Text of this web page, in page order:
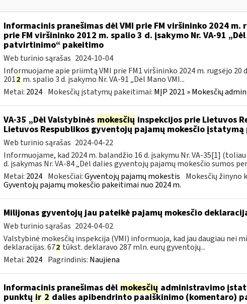
Informacinis pranešimas dėl VMI prie FM viršininko 2024 m.
prie FM viršininko 2012 m. spalio 3 d. įsakymo Nr. VA-91
patvirtinimo“ pakeitimo
Web turinio sąrašas 2024-10-04
Informuojame apie priimtą VMI prie FM1 viršininko 2024 m. rugsėjo 20
2012 m. spalio 3 d. įsakymo Nr. VA-91 „Dėl Mano VMI...
Metai: 2024 Mokesčių įstatymų pakeitimai: MĮP 2021 » Mokesčių
VA-35 „Dėl Valstybinės mokesčių inspekcijos prie Lietuvos
Lietuvos Respublikos gyventojų pajamų mokesčio įstatymą
Web turinio sąrašas 2024-04-22
Informuojame, kad 2024 m. balandžio 16 d. įsakymu Nr. VA-35[1]
d. įsakymas Nr. VA-84 „Dėl dalies gyventojų pajamų mokesčio sumos
Metai: 2024 Mokesčiai:Gyventojų pajamų mokestis Mokesčių žinyno
Gyventojų pajamų mokesčio pakeitimai nuo 2024 m.
Milijonas gyventojų jau pateikė pajamų mokesčio
Web turinio sąrašas 2024-04-02
Valstybinė mokesčių inspekcija (VMI) informuoja, kad jau daugiau nei
deklaracijas. 672 tūkst. deklaravo 287 mln. eurų gyventojų...
Metai: 2024 Pagrindinis: Naujiena
Informacinis pranešimas dėl mokesčių administravimo
punktų ir 2 dalies apibendrinto paaiškinimo (komentaro)